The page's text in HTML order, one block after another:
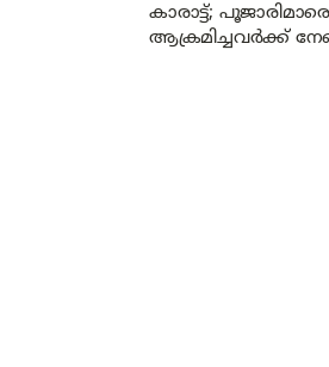
കാരാട്ട്;
ആക്രമിച്ചവർക്ക്